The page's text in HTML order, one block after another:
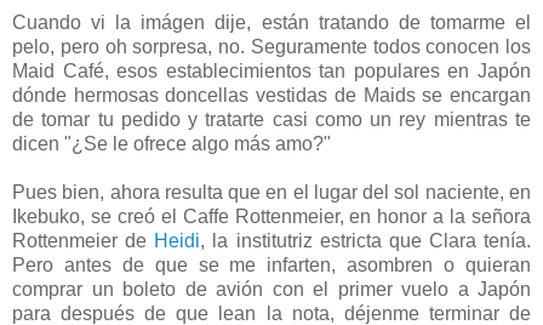
Cuando vi la imágen dije, están tratando de tomarme el
pelo, pero oh sorpresa, no. Seguramente todos conocen los
Maid Café, esos establecimientos tan populares en Japón
dónde hermosas doncellas vestidas de Maids se encargan
de tomar tu pedido y tratarte casi como un rey mientras te
dicen "¿Se le ofrece algo más amo?"
Pues bien, ahora resulta que en el lugar del sol naciente, en
Ikebuko, se creó el Caffe Rottenmeier, en honor a la señora
Rottenmeier de Heidi, la institutriz estricta que Clara tenía.
Pero antes de que se me infarten, asombren o quieran
comprar un boleto de avión con el primer vuelo a Japón
para después de que lean la nota, déjenme terminar de